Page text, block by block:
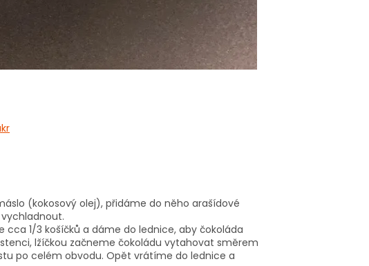
(kokosový olej), přidáme do něho arašídové
1/3 košíčků a dáme do lednice, aby čokoláda
lžíčkou začneme čokoládu vytahovat směrem
po celém obvodu. Opět vrátíme do lednice a